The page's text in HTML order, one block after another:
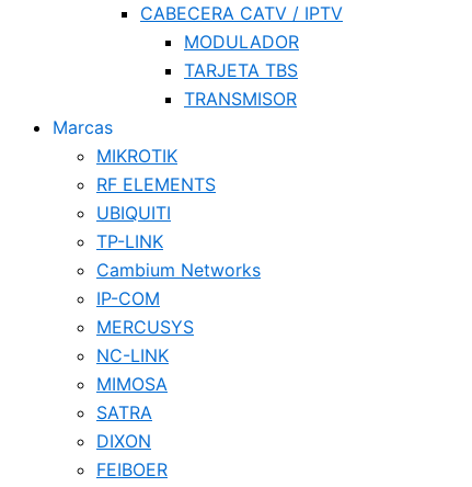
CABECERA CATV / IPTV
MODULADOR
TARJETA TBS
TRANSMISOR
Marcas
MIKROTIK
RF ELEMENTS
UBIQUITI
TP-LINK
Cambium Networks
IP-COM
MERCUSYS
NC-LINK
MIMOSA
SATRA
DIXON
FEIBOER